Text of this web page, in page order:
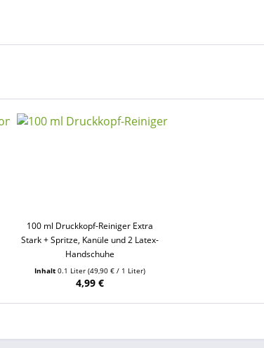
100 ml Druckkopf-Reiniger Extra
Stark + Spritze, Kanüle und 2 Latex-
Handschuhe
Inhalt 0.1 Liter (49,90 € / 1 Liter)
4,99 €